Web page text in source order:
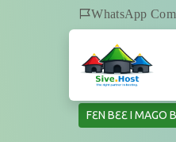
WhatsApp
FƐN BƐƐ I MAGO